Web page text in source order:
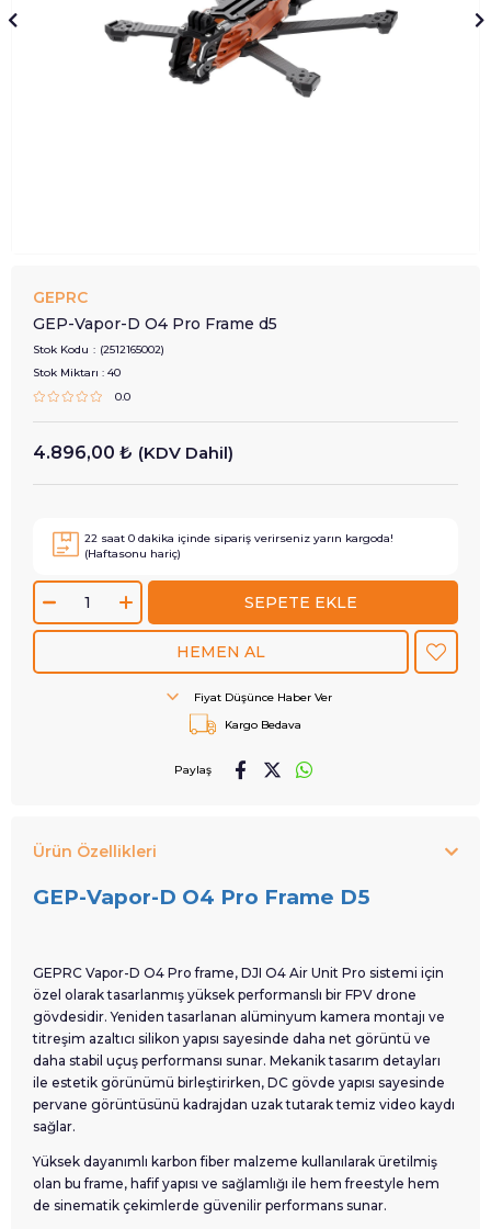
GEPRC
GEP-Vapor-D O4 Pro Frame d5
Stok Kodu
(2512165002)
Stok Miktarı : 40
0.0
4.896,00 ₺ (KDV Dahil)
22 saat 0 dakika içinde sipariş verirseniz yarın kargoda!
(Haftasonu hariç)
Fiyat Düşünce Haber Ver
Kargo Bedava
Paylaş
Ürün Özellikleri
GEP-Vapor-D O4 Pro Frame D5
GEPRC Vapor-D O4 Pro frame, DJI O4 Air Unit Pro sistemi için
özel olarak tasarlanmış yüksek performanslı bir FPV drone
gövdesidir. Yeniden tasarlanan alüminyum kamera montajı ve
titreşim azaltıcı silikon yapısı sayesinde daha net görüntü ve
daha stabil uçuş performansı sunar. Mekanik tasarım detayları
ile estetik görünümü birleştirirken, DC gövde yapısı sayesinde
pervane görüntüsünü kadrajdan uzak tutarak temiz video kaydı
sağlar.
Yüksek dayanımlı karbon fiber malzeme kullanılarak üretilmiş
olan bu frame, hafif yapısı ve sağlamlığı ile hem freestyle hem
de sinematik çekimlerde güvenilir performans sunar.